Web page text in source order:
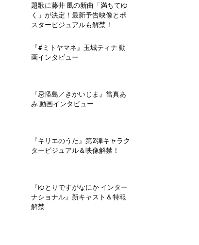
題歌に藤井 風の新曲「満ちてゆ
く」が決定！最新予告映像とポ
スタービジュアルも解禁！
『#ミトヤマネ』玉城ティナ 動
画インタビュー
『忌怪島／きかいじま』當真あ
み 動画インタビュー
『キリエのうた』第2弾キャラク
タービジュアル＆映像解禁！
『ゆとりですがなにか インター
ナショナル』新キャスト＆特報
解禁